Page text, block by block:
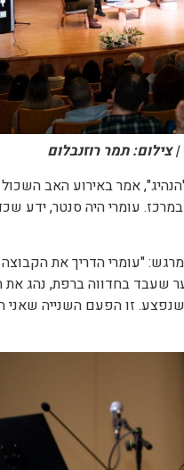
תמר רוזנבלום
אמר באירוע האב
עומרי היה סנטר, ידע
"עומרי הדריך את
שעבד בחדווה ברפת, נהג
זו הפעם השנייה שאני